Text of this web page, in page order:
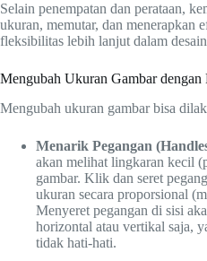
Selain penempatan dan perataan,
ukuran, memutar, dan menerapkan
fleksibilitas lebih lanjut dalam
Mengubah Ukuran Gambar dengan
Mengubah ukuran gambar bisa
Menarik Pegangan
akan melihat lingkaran kecil
gambar. Klik dan seret
ukuran secara proporsional
Menyeret pegangan di sisi
horizontal atau vertikal saja,
tidak hati-hati.